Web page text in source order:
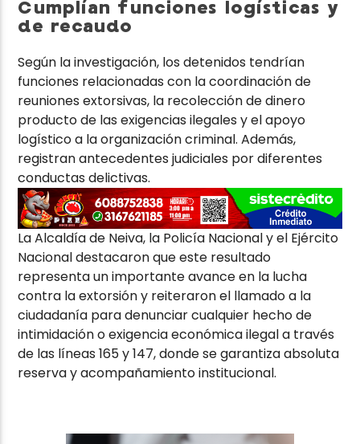
Cumplían funciones logísticas y
de recaudo
Según la investigación, los detenidos tendrían
funciones relacionadas con la coordinación de
reuniones extorsivas, la recolección de dinero
producto de las exigencias ilegales y el apoyo
logístico a la organización criminal. Además,
registran antecedentes judiciales por diferentes
conductas delictivas.
La Alcaldía de Neiva, la Policía Nacional y el Ejército
Nacional destacaron que este resultado
representa un importante avance en la lucha
contra la extorsión y reiteraron el llamado a la
ciudadanía para denunciar cualquier hecho de
intimidación o exigencia económica ilegal a través
de las líneas 165 y 147, donde se garantiza absoluta
reserva y acompañamiento institucional.